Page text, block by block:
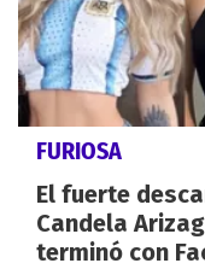
FURIOSA
El fuerte
Candela
terminó con